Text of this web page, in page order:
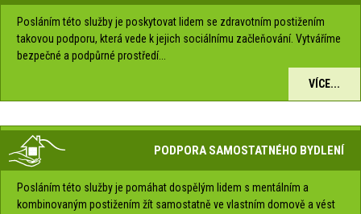
Posláním této služby je poskytovat lidem se zdravotním postižením
takovou podporu, která vede k jejich sociálnímu začleňování. Vytváříme
bezpečné a podpůrné prostředí...
VÍCE...
PODPORA SAMOSTATNÉHO BYDLENÍ
Posláním této služby je pomáhat dospělým lidem s mentálním a
kombinovaným postižením žít samostatně ve vlastním domově a vést